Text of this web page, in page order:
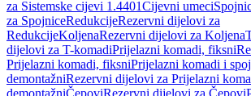
za Sistemske cijevi 1.4401Cijevni umeci
za SpojniceRedukcijeRezervni dijelovi za
RedukcijeKoljenaRezervni dijelovi za Koljena
dijelovi za T-komadiPrijelazni komadi, fiksni
Prijelazni komadi, fiksniPrijelazni komadi i
demontažniRezervni dijelovi za Prijelazni
demontažniČepoviRezervni dijelovi za Čepovi